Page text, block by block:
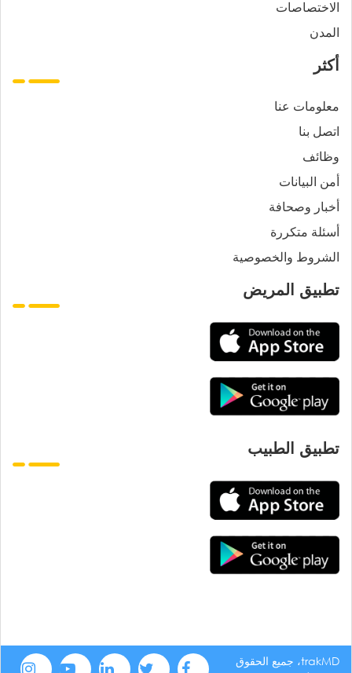
الاختصاصات
المدن
أكثر
معلومات عنا
اتصل بنا
وظائف
أمن البيانات
أخبار وصحافة
أسئلة متكررة
الشروط والخصوصية
تطبيق المريض
تطبيق الطبيب
trakMD، جميع الحقوق